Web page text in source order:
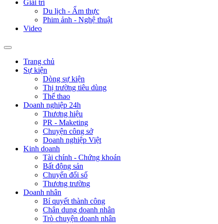
Giải trí
Du lịch - Ẩm thực
Phim ảnh - Nghệ thuật
Video
Trang chủ
Sự kiện
Dòng sự kiện
Thị trường tiêu dùng
Thể thao
Doanh nghiệp 24h
Thương hiệu
PR - Maketing
Chuyện công sở
Doanh nghiệp Việt
Kinh doanh
Tài chính - Chứng khoán
Bất động sản
Chuyển đổi số
Thương trường
Doanh nhân
Bí quyết thành công
Chân dung doanh nhân
Trò chuyện doanh nhân